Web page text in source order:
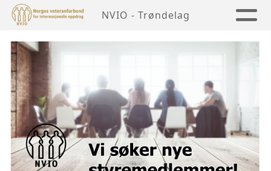
NVIO - Trøndelag